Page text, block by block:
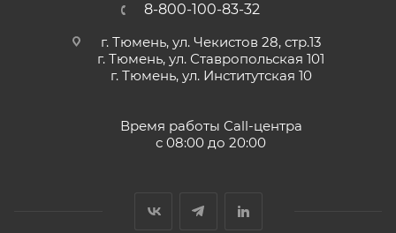
8-800-100-83-32
г. Тюмень, ул. Чекистов 28, стр.13
г. Тюмень, ул. Ставропольская 101
г. Тюмень, ул. Институтская 10
Время работы Call-центра
с 08:00 до 20:00